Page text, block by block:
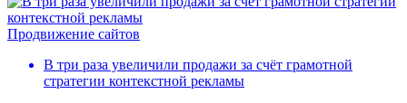
Продвижение сайтов
В три раза увеличили продажи за счёт грамотной
стратегии контекстной рекламы